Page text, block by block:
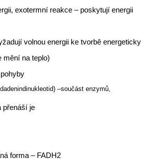
exotermní reakce – poskytují energii
volnou energii ke tvorbě energeticky
mění na teplo)
–součást enzymů,
přenáší je
forma – FADH2